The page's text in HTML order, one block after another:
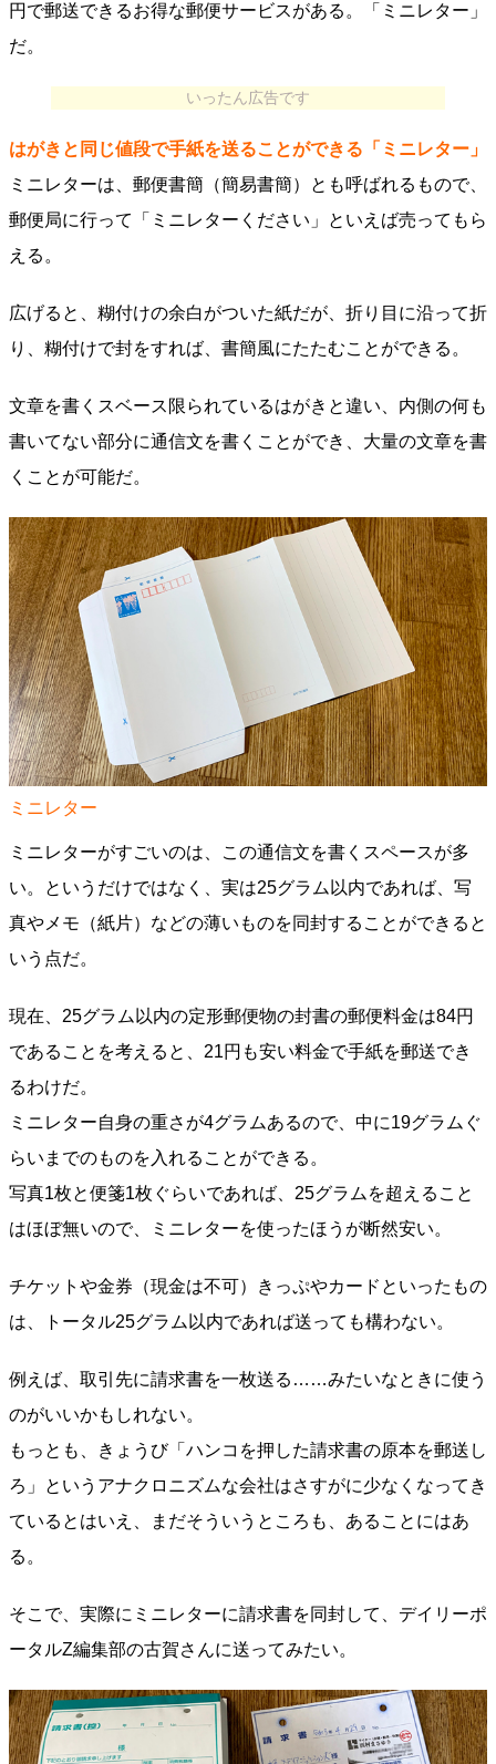
円で郵送できるお得な郵便サービスがある。「ミニレター」
だ。
いったん広告です
はがきと同じ値段で手紙を送ることができる「ミニレター」
ミニレターは、郵便書簡（簡易書簡）とも呼ばれるもので、
郵便局に行って「ミニレターください」といえば売ってもら
える。
広げると、糊付けの余白がついた紙だが、折り目に沿って折
り、糊付けで封をすれば、書簡風にたたむことができる。
文章を書くスベース限られているはがきと違い、内側の何も
書いてない部分に通信文を書くことができ、大量の文章を書
くことが可能だ。
ミニレター
ミニレターがすごいのは、この通信文を書くスペースが多
い。というだけではなく、実は25グラム以内であれば、写
真やメモ（紙片）などの薄いものを同封することができると
いう点だ。
現在、25グラム以内の定形郵便物の封書の郵便料金は84円
であることを考えると、21円も安い料金で手紙を郵送でき
るわけだ。
ミニレター自身の重さが4グラムあるので、中に19グラムぐ
らいまでのものを入れることができる。
写真1枚と便箋1枚ぐらいであれば、25グラムを超えること
はほぼ無いので、ミニレターを使ったほうが断然安い。
チケットや金券（現金は不可）きっぷやカードといったもの
は、トータル25グラム以内であれば送っても構わない。
例えば、取引先に請求書を一枚送る……みたいなときに使う
のがいいかもしれない。
もっとも、きょうび「ハンコを押した請求書の原本を郵送し
ろ」というアナクロニズムな会社はさすがに少なくなってき
ているとはいえ、まだそういうところも、あることにはあ
る。
そこで、実際にミニレターに請求書を同封して、デイリーポ
ータルZ編集部の古賀さんに送ってみたい。